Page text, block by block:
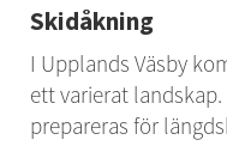
Skidåkning
I Upplands Väsby
ett varierat
prepareras för